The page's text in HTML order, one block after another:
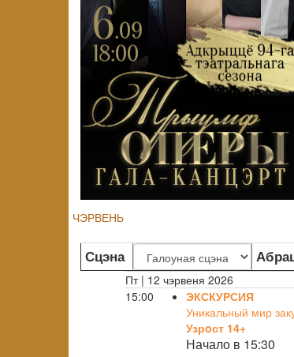
ЧЭРВЕНЬ
Сцэна
Пт | 12 чэрвеня 2026
15:00
ЭКСКУРСИЯ
Уникальный мир
Узрoст 14+
Начало в 15:30